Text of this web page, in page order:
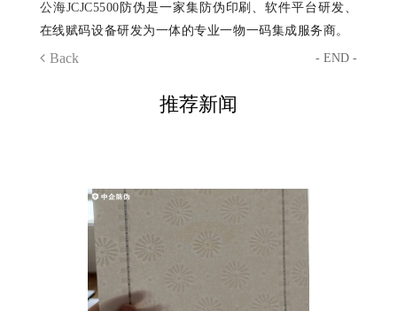
公海JCJC5500 防伪是一家集防伪印刷、软件平台研发、
在线赋码设备研发为一体的专业一物一码集成服务商。
Back - END -
推荐新闻